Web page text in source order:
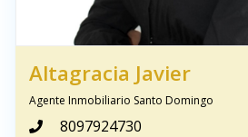
Altagracia Javier
Agente Inmobiliario Santo Domingo
8097924730